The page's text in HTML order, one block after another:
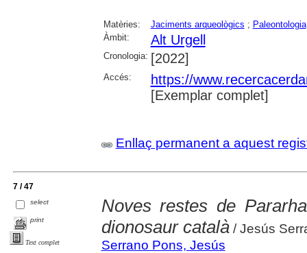
Matèries: Jaciments arqueològics ; Paleontologia
Àmbit:
Alt Urgell
Cronologia: [2022]
Accés:
https://
[Exemplar complet]
Enllaç permanent a aquest
7 / 47
select
print
Text complet
Noves restes de
dionosaur català/ Jesús
Serrano Pons, Jesús